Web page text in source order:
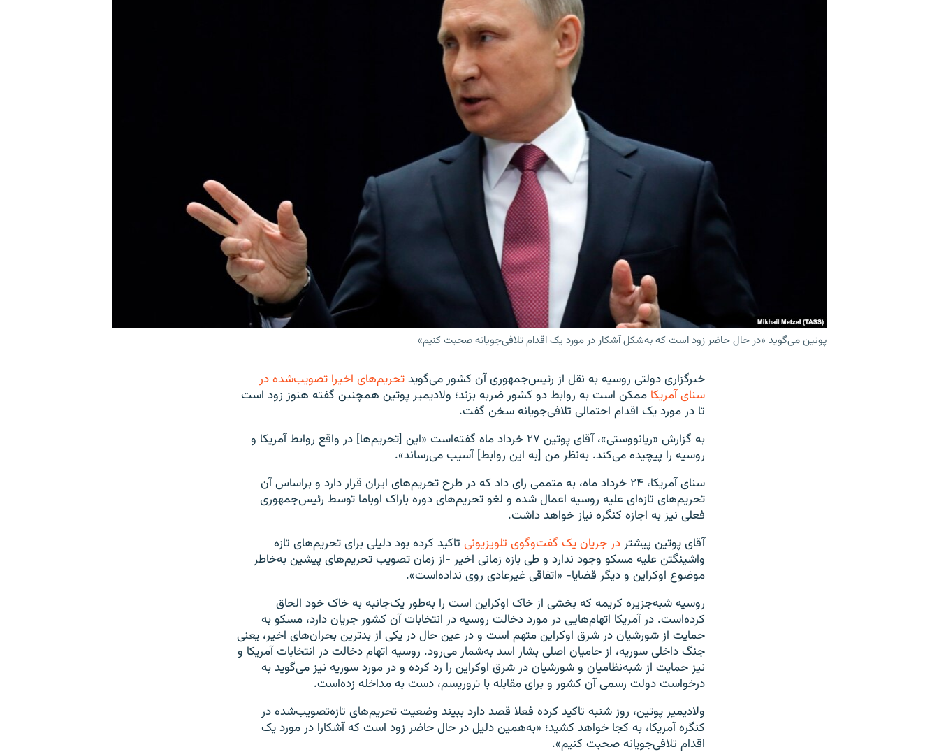
پوتین می‌گوید «در حال حاضر زود است که به‌شکل آشکار در مورد یک اقدام تلافی‌جویانه صحبت کنیم»
خبرگزاری دولتی روسیه به نقل از رئیس‌جمهوری آن کشور می‌گویدتحریم‌های اخیرا تصویب‌شده در
سنای آمریکا ممکن است به روابط دو کشور ضربه بزند؛ ولادیمیر پوتین همچنین گفته هنوز زود است
تا در مورد یک اقدام احتمالی تلافی‌جویانه سخن گفت.
به گزارش «ریانووستی»، آقای پوتین ۲۷ خرداد ماه گفته‌است «این [تحریم‌ها] در واقع روابط آمریکا و
روسیه را پیچیده می‌کند. به‌نظر من [به این روابط] آسیب می‌رساند».
سنای آمریکا، ۲۴ خرداد ماه، به متممی رای داد که در طرح تحریم‌های ایران قرار دارد و براساس آن
تحریم‌های تازه‌ای علیه روسیه اعمال شده و لغو تحریم‌های دوره باراک اوباما توسط رئیس‌جمهوری
فعلی نیز به اجازه کنگره نیاز خواهد داشت.
آقای پوتین پیشتر در جریان یک گفت‌وگوی تلویزیونی تاکید کرده بود دلیلی برای تحریم‌های تازه
واشینگتن علیه مسکو وجود ندارد و طی بازه زمانی اخیر -از زمان تصویب تحریم‌های پیشین به‌خاطر
موضوع اوکراین و دیگر قضایا- «اتفاقی غیرعادی روی نداده‌است».
روسیه شبه‌جزیره کریمه که بخشی از خاک اوکراین است را به‌طور یک‌جانبه به خاک خود الحاق
کرده‌است. در آمریکا اتهام‌هایی در مورد دخالت روسیه در انتخابات آن کشور جریان دارد، مسکو به
حمایت از شورشیان در شرق اوکراین متهم است و در عین حال در یکی از بدترین بحران‌های اخیر، یعنی
جنگ داخلی سوریه، از حامیان اصلی بشار اسد به‌شمار می‌رود. روسیه اتهام دخالت در انتخابات آمریکا و
نیز حمایت از شبه‌نظامیان و شورشیان در شرق اوکراین را رد کرده و در مورد سوریه نیز می‌گوید به
درخواست دولت رسمی آن کشور و برای مقابله با تروریسم، دست به مداخله زده‌است.
ولادیمیر پوتین، روز شنبه تاکید کرده فعلا قصد دارد ببیند وضعیت تحریم‌های تازه‌تصویب‌شده در
کنگره آمریکا، به کجا خواهد کشید؛ «به‌همین دلیل در حال حاضر زود است که آشکارا در مورد یک
اقدام تلافی‌جویانه صحبت کنیم».